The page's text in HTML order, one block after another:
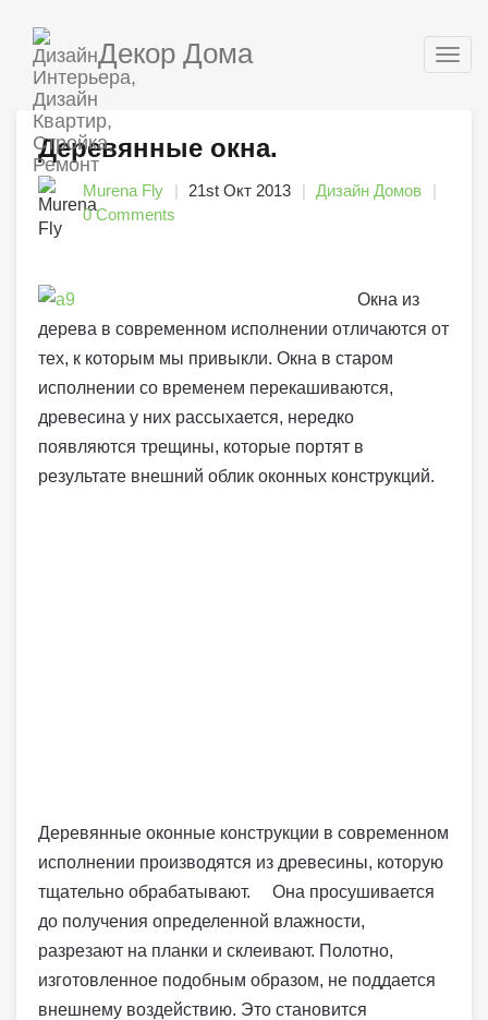
Декор Дома
Деревянные окна.
Murena Fly 21st Окт 2013
Дизайн Домов
0 Comments
Окна из
дерева в современном исполнении отличаются от
тех, к которым мы привыкли. Окна в старом
исполнении со временем перекашиваются,
древесина у них рассыхается, нередко
появляются трещины, которые портят в
результате внешний облик оконных конструкций.
Деревянные оконные конструкции в современном
исполнении производятся из древесины, которую
тщательно обрабатывают. Она просушивается
до получения определенной влажности,
разрезают на планки и склеивают. Полотно,
изготовленное подобным образом, не поддается
внешнему воздействию. Это становится